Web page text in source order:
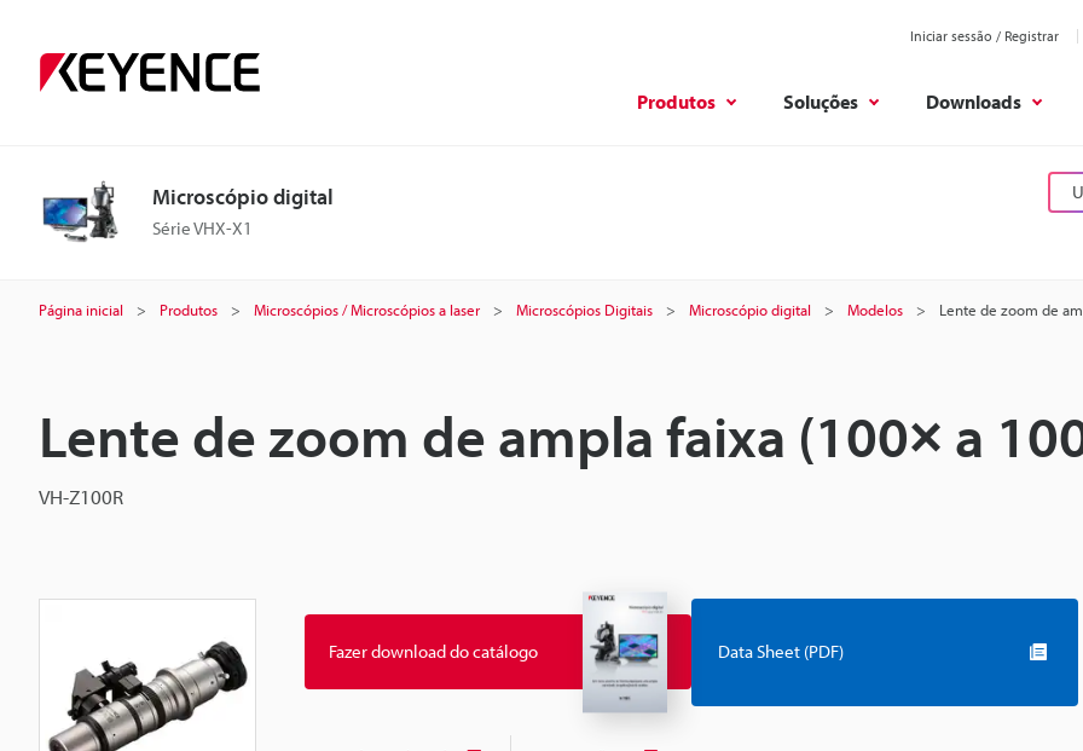
Iniciar sessão / Registrar
Produtos Soluções Downloads
Microscópio digital
Série VHX-X1
Página inicial Produtos Microscópios / Microscópios a laser Microscópios Digitais Microscópio digital Modelos Lente de zoom de
Lente de zoom de ampla faixa (100× a
VH-Z100R
Fazer download do catálogo Data Sheet (PDF)